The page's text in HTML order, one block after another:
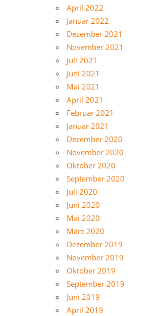
April 2022
Januar 2022
Dezember 2021
November 2021
Juli 2021
Juni 2021
Mai 2021
April 2021
Februar 2021
Januar 2021
Dezember 2020
November 2020
Oktober 2020
September 2020
Juli 2020
Juni 2020
Mai 2020
März 2020
Dezember 2019
November 2019
Oktober 2019
September 2019
Juni 2019
April 2019